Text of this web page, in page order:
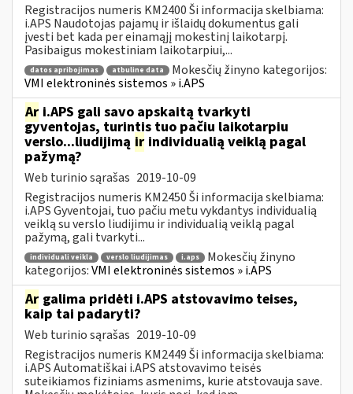
Registracijos numeris KM2400 Ši informacija skelbiama:
i.APS Naudotojas pajamų ir išlaidų dokumentus gali
įvesti bet kada per einamąjį mokestinį laikotarpį.
Pasibaigus mokestiniam laikotarpiui,...
datos apribojimas atbuline data
Mokesčių žinyno kategorijos:
VMI elektroninės sistemos » i.APS
Ar i.APS gali savo apskaitą tvarkyti
gyventojas, turintis tuo pačiu laikotarpiu
verslo...liudijimą ir individualią veiklą pagal
pažymą?
Web turinio sąrašas 2019-10-09
Registracijos numeris KM2450 Ši informacija skelbiama:
i.APS Gyventojai, tuo pačiu metu vykdantys individualią
veiklą su verslo liudijimu ir individualią veiklą pagal
pažymą, gali tvarkyti...
individuali veikla verslo liudijimas i.aps
Mokesčių žinyno
kategorijos:VMI elektroninės sistemos » i.APS
Ar galima pridėti i.APS atstovavimo teises,
kaip tai padaryti?
Web turinio sąrašas 2019-10-09
Registracijos numeris KM2449 Ši informacija skelbiama:
i.APS Automatiškai i.APS atstovavimo teisės
suteikiamos fiziniams asmenims, kurie atstovauja save.